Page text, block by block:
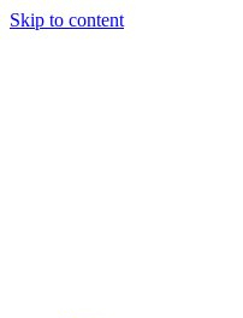
Skip to content